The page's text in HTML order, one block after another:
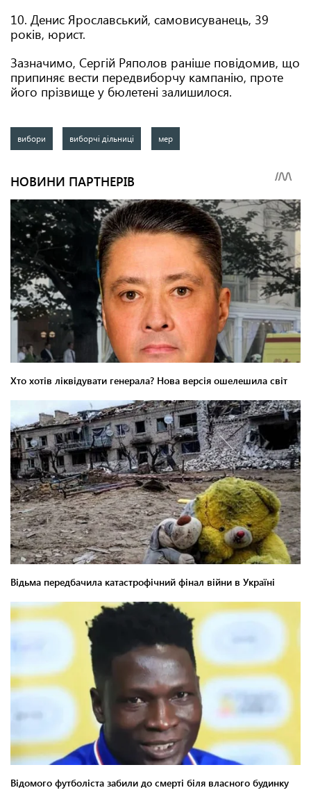
10. Денис Ярославський, самовисуванець, 39
років, юрист.
Зазначимо, Сергій Ряполов раніше повідомив, що
припиняє вести передвиборчу кампанію, проте
його прізвище у бюлетені залишилося.
вибори виборчі дільниці мер